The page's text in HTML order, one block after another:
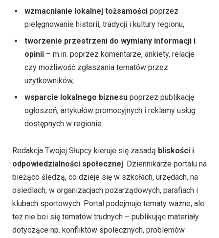
wzmacnianie lokalnej tożsamości poprzez
pielęgnowanie historii, tradycji i kultury regionu,
tworzenie przestrzeni do wymiany informacji i
opinii – m.in. poprzez komentarze, ankiety, relacje
czy możliwość zgłaszania tematów przez
użytkowników,
wsparcie lokalnego biznesu poprzez publikację
ogłoszeń, artykułów promocyjnych i reklamy usług
dostępnych w regionie.
Redakcja Twojej Słupcy kieruje się zasadą bliskości i
odpowiedzialności społecznej. Dziennikarze portalu na
bieżąco śledzą, co dzieje się w szkołach, urzędach, na
osiedlach, w organizacjach pozarządowych, parafiach i
klubach sportowych. Portal podejmuje tematy ważne, ale
też nie boi się tematów trudnych – publikując materiały
dotyczące np. konfliktów społecznych, problemów